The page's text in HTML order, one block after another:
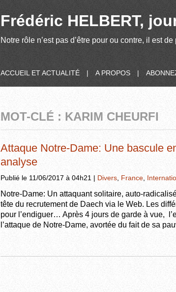
Frédéric HELBERT,
Notre rôle n’est pas d’être pour ou contre, il est
ACCUEIL ET ACTUALITÉ | A PROPOS |
MOT-CLÉ : KARIM CHEURFI
Attaque Notre-Dame: Une bascule
analyse
Publié le 11/06/2017 à 04h21 | Divers France
Notre-Dame: Un attaquant solitaire, auto-
tête du recrutement de Daech via le Web. Les
pour l’endiguer… Après 4 jours de garde à vue,
l’attaque de Notre-Dame, avortée du fait de sa